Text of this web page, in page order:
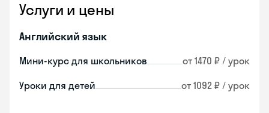
Услуги и цены
Английский язык
Мини-курс для школьников от 1470 ₽ / урок
Уроки для детей от 1092 ₽ / урок